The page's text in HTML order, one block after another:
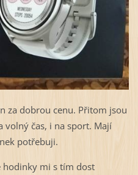
za dobrou cenu. Přitom jsou
volný čas, i na sport. Mají
potřebuji.
hodinky mi s tím dost